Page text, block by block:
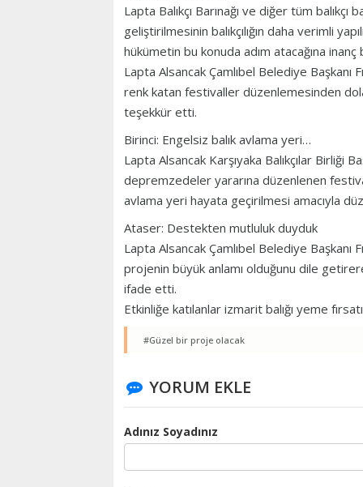
Lapta Balıkçı Barınağı ve diğer tüm balıkçı
geliştirilmesinin balıkçılığın daha verimli
hükümetin bu konuda adım atacağına
Lapta Alsancak Çamlıbel Belediye
renk katan festivaller düzenlemesinden
teşekkür etti.
Birinci: Engelsiz balık avlama yeri…
Lapta Alsancak Karşıyaka Balıkçılar Birliği
depremzedeler yararına düzenlenen
avlama yeri hayata geçirilmesi amacıyla
Ataser: Destekten mutluluk duyduk
Lapta Alsancak Çamlıbel Belediye
projenin büyük anlamı olduğunu dile
ifade etti.
Etkinliğe katılanlar izmarit balığı yeme
#Güzel bir proje olacak
YORUM EKLE
Adınız Soyadınız